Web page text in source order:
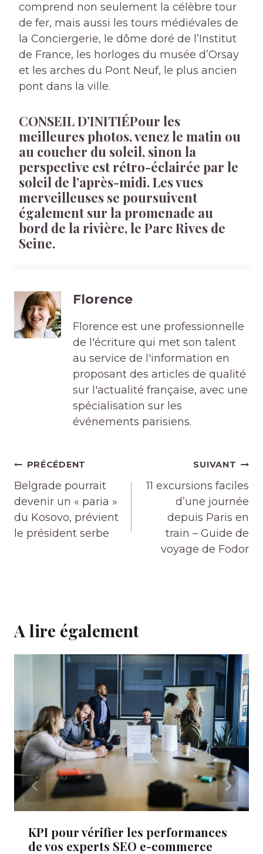
comprend non seulement la célèbre tour
de fer, mais aussi les tours médiévales de
la Conciergerie, le dôme doré de l’Institut
de France, les horloges du musée d’Orsay
et les arches du Pont Neuf, le plus ancien
pont dans la ville.
CONSEIL D’INITIÉPour les
meilleures photos, venez le matin ou
au coucher du soleil, sinon la
perspective est rétro-éclairée par le
soleil de l’après-midi. Les vues
merveilleuses se poursuivent
également sur la promenade au
bord de la rivière, le Parc Rives de
Seine.
Florence
Florence est une professionnelle
de l'écriture qui met son talent
au service de l'information en
proposant des articles de qualité
sur l'actualité française, avec une
spécialisation sur les
événements parisiens.
Navigation
de
l’article
PRÉCÉDENT
Belgrade pourrait
devenir un « paria »
du Kosovo, prévient
le président serbe
SUIVANT
11 excursions faciles
d’une journée
depuis Paris en
train – Guide de
voyage de Fodor
A lire également
KPI pour vérifier les performances
de vos experts SEO e-commerce